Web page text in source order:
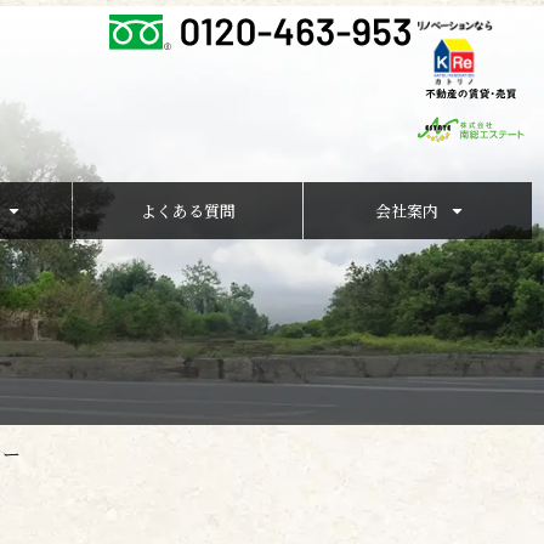
よくある質問 会社案内